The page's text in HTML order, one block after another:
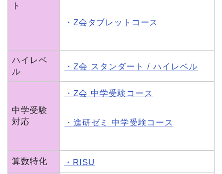
ト
・Z会タブレットコース
ハイレベ
ル
・Z会 スタンダート / ハイレベル
中学受験
対応
・Z会 中学受験コース
・進研ゼミ 中学受験コース
算数特化 ・RISU